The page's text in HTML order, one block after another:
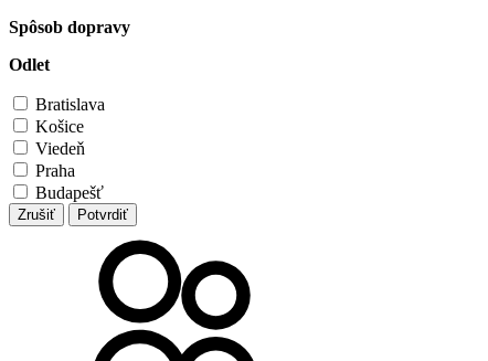
Spôsob dopravy
Odlet
Bratislava
Košice
Viedeň
Praha
Budapešť
Zrušiť Potvrdiť